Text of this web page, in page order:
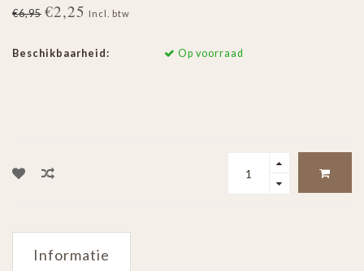
€6,95 €2,25 Incl. btw
Beschikbaarheid: Op voorraad
Informatie